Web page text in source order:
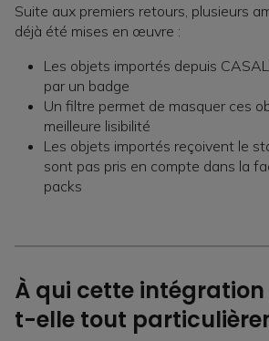
Suite aux premiers retours, plusieurs
déjà été mises en œuvre :
Les objets importés depuis
par un badge
Un filtre permet de masquer ces
meilleure lisibilité
Les objets importés reçoivent le
sont pas pris en compte dans la
packs
À qui cette intégration
t-elle tout